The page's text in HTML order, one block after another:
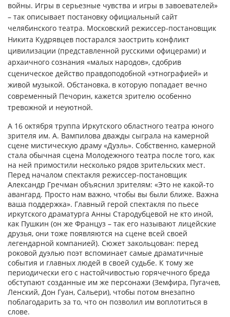
войны. Игры в серьезные чувства и игры в завоевателей»
– так описывает постановку официальный сайт
челябинского театра. Московский режиссер-постановщик
Никита Кудрявцев постарался заострить конфликт
цивилизации (представленной русскими офицерами) и
архаичного сознания «малых народов», сдобрив
сценическое действо правдоподобной «этнографией» и
живой музыкой. Обстановка, в которую попадает вечно
современный Печорин, кажется зрителю особенно
тревожной и неуютной.
А 16 октября труппа Иркутского областного театра юного
зрителя им. А. Вампилова дважды сыграла на камерной
сцене мистическую драму «Дуэль». Собственно, камерной
стала обычная сцена Молодежного театра после того, как
на ней примостили несколько рядов зрительских мест.
Перед началом спектакля режиссер-постановщик
Александр Гречман объяснил зрителям: «Это не какой-то
авангард. Просто нам важно, чтобы вы были ближе. Важна
ваша поддержка». Главный герой спектакля по пьесе
иркутского драматурга Анны Стародубцевой не кто иной,
как Пушкин (он же Француз – так его называют лицейские
друзья, они тоже появляются на сцене всей своей
легендарной компанией). Сюжет закольцован: перед
роковой дуэлью поэт вспоминает самые драматичные
события и главных людей в своей судьбе. К тому же
периодически его с настойчивостью горячечного бреда
обступают созданные им же персонажи (Земфира, Пугачев,
Ленский, Дон Гуан, Сальери), чтобы потом внезапно
поблагодарить за то, что он позволил им воплотиться в
слове.